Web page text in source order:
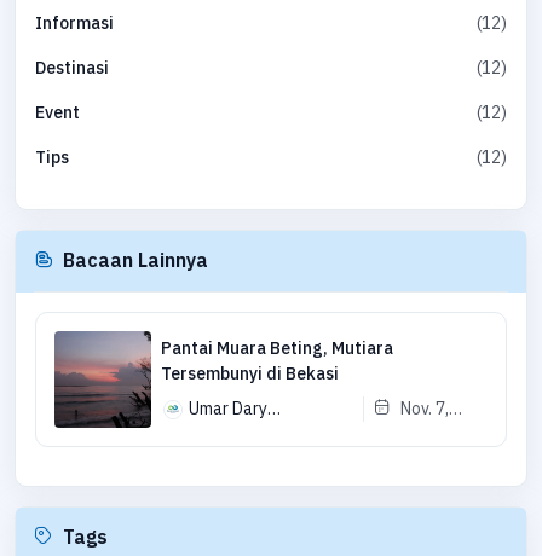
Informasi (12)
Destinasi (12)
Event (12)
Tips (12)
Bacaan Lainnya
Pantai Muara Beting, Mutiara
Tersembunyi di Bekasi
Umar Dary
Nov. 7,
Tags